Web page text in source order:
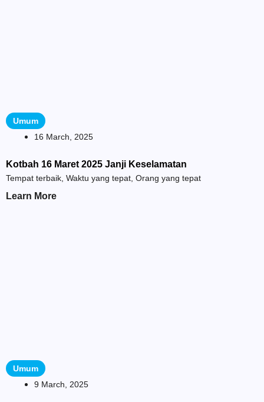
Umum
16 March, 2025
Kotbah 16 Maret 2025 Janji Keselamatan
Tempat terbaik, Waktu yang tepat, Orang yang tepat
Learn More
Umum
9 March, 2025